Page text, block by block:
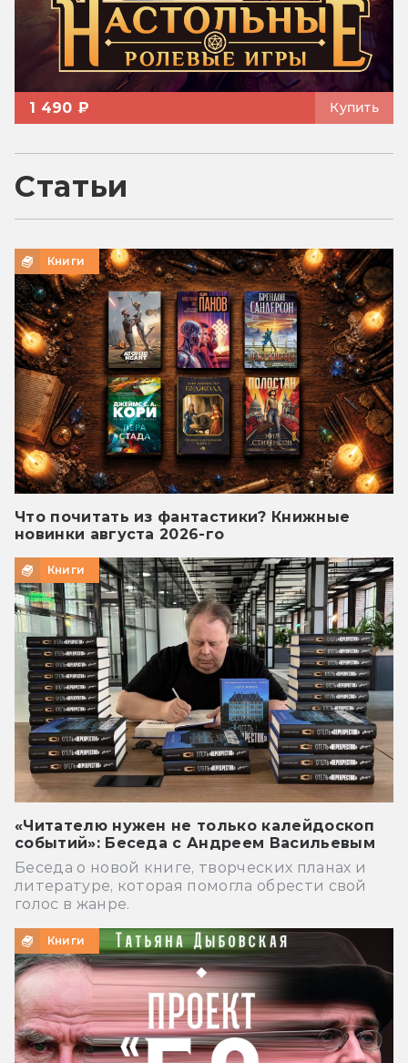
1 490 ₽ Купить
Статьи
Книги
Что почитать из фантастики? Книжные
новинки августа 2026-го
Книги
«Читателю нужен не только калейдоскоп
событий»: Беседа с Андреем Васильевым
Беседа о новой книге, творческих планах и
литературе, которая помогла обрести свой
голос в жанре.
Книги